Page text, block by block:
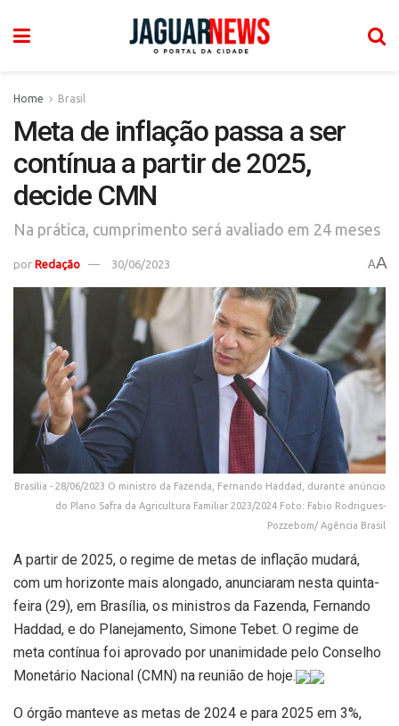
Home Brasil
Meta de inflação passa a ser
contínua a partir de 2025,
decide CMN
Na prática, cumprimento será avaliado em 24 meses
por Redação 30/06/2023 AA
Brasília - 28/06/2023 O ministro da Fazenda, Fernando Haddad, durante anúncio
do Plano Safra da Agricultura Familiar 2023/2024 Foto: Fabio Rodrigues-
Pozzebom/ Agência Brasil
A partir de 2025, o regime de metas de inflação mudará,
com um horizonte mais alongado, anunciaram nesta quinta-
feira (29), em Brasília, os ministros da Fazenda, Fernando
Haddad, e do Planejamento, Simone Tebet. O regime de
meta contínua foi aprovado por unanimidade pelo Conselho
Monetário Nacional (CMN) na reunião de hoje.
O órgão manteve as metas de 2024 e para 2025 em 3%,